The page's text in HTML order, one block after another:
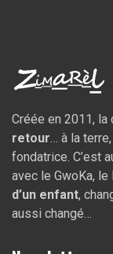
Créée en 2011, la
retour… à la
fondatrice. C’est
avec le GwoKa,
d’un enfant,
aussi changé…